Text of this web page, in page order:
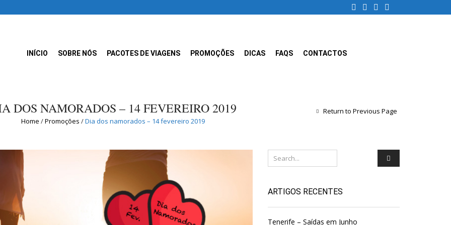
INÍCIO SOBRE NÓS PACOTES DE VIAGENS PROMOÇÕES DICAS FAQS CONTACTOS
DOS NAMORADOS – 14 FEVEREIRO 2019
Home /Promoções /Dia dos namorados – 14 fevereiro 2019
Return to Previous Page
ARTIGOS RECENTES
Tenerife – Saídas em Junho